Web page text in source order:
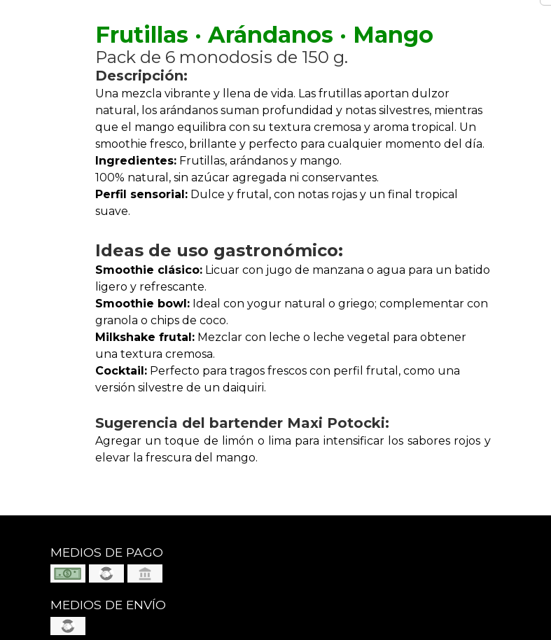
Frutillas · Arándanos · Mango
Pack de 6 monodosis de 150 g.
Descripción:
Una mezcla vibrante y llena de vida. Las frutillas aportan dulzor
natural, los arándanos suman profundidad y notas silvestres, mientras
que el mango equilibra con su textura cremosa y aroma tropical. Un
smoothie fresco, brillante y perfecto para cualquier momento del día.
Ingredientes:Frutillas, arándanos y mango.
100% natural, sin azúcar agregada ni conservantes.
Perfil sensorial:Dulce y frutal, con notas rojas y un final tropical
suave.
Ideas de uso gastronómico:
Smoothie clásico:Licuar con jugo de manzana o agua para un batido
ligero y refrescante.
Smoothie bowl:Ideal con yogur natural o griego; complementar con
granola o chips de coco.
Milkshake frutal:Mezclar con leche o leche vegetal para obtener
una textura cremosa.
Cocktail:Perfecto para tragos frescos con perfil frutal, como una
versión silvestre de un daiquiri.
Sugerencia del bartender Maxi Potocki:
Agregar un toque de limón o lima para intensificar los sabores rojos y
elevar la frescura del mango.
MEDIOS DE PAGO
MEDIOS DE ENVÍO